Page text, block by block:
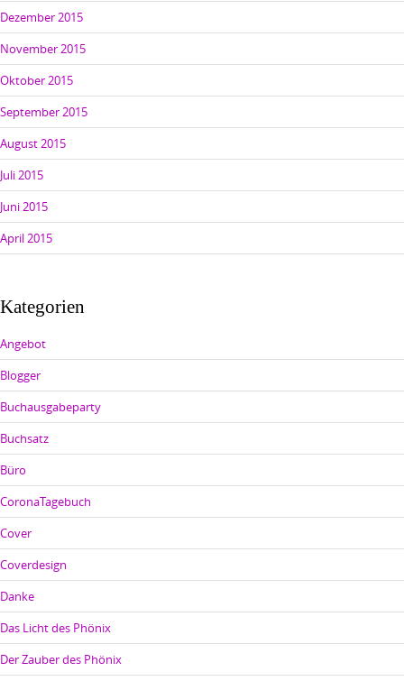
Dezember 2015
November 2015
Oktober 2015
September 2015
August 2015
Juli 2015
Juni 2015
April 2015
Kategorien
Angebot
Blogger
Buchausgabeparty
Buchsatz
Büro
CoronaTagebuch
Cover
Coverdesign
Danke
Das Licht des Phönix
Der Zauber des Phönix